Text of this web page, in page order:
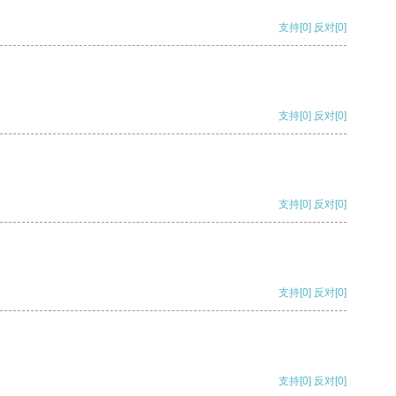
支持[0] 反对[0]
支持[0] 反对[0]
支持[0] 反对[0]
支持[0] 反对[0]
支持[0] 反对[0]